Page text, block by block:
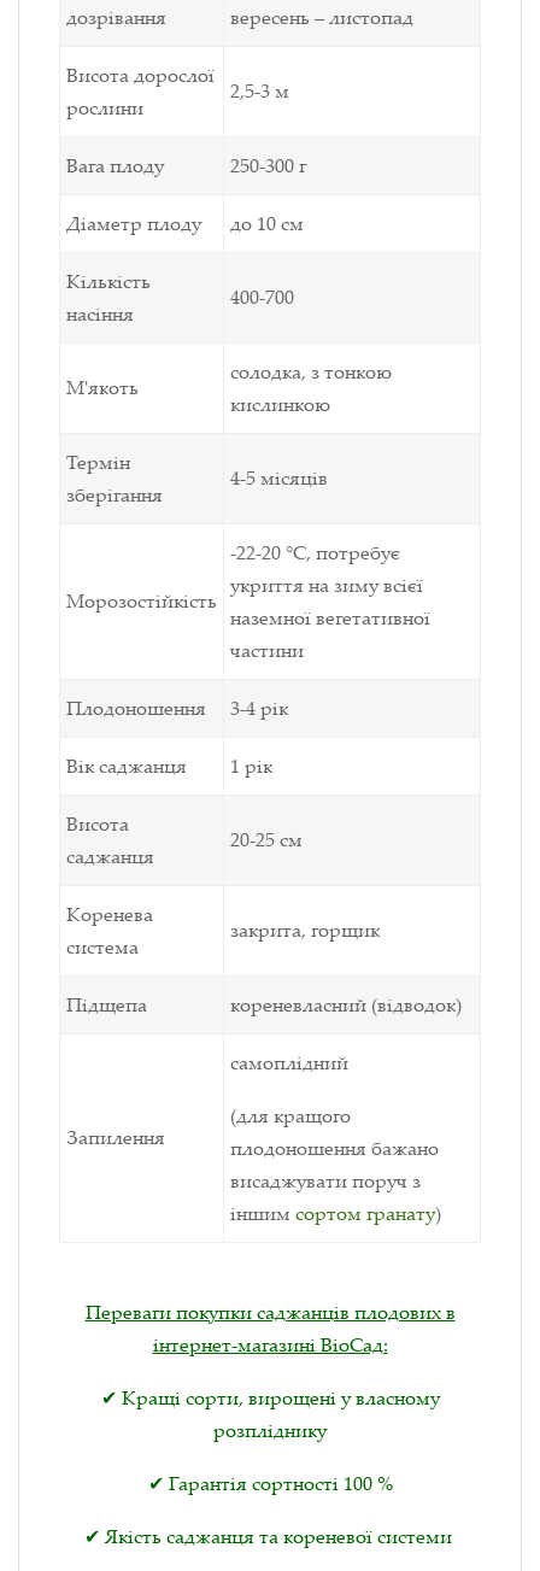
дозрівання
вересень – листопад
Висота дорослої
рослини
2,5-3 м
Вага плоду 250-300 г
Діаметр плоду до 10 см
Кількість
насіння
400-700
М'якоть
солодка, з тонкою
кислинкою
Термін
зберігання
4-5 місяців
Морозостійкість
-22-20 °C, потребує
укриття на зиму всієї
наземноївегетативної
частини
Плодоношення 3-4 рік
Вік саджанця 1 рік
Висота
саджанця
20-25 см
Коренева
система
закрита, горщик
Підщепа кореневласний (відводок)
Запилення
самоплідний
(для кращого
плодоношення бажано
висаджувати поруч з
іншим сортом гранату)
Переваги покупки саджанців плодових в
інтернет-магазині ВіоСад:
✔ Кращі сорти, вирощені у власному
розпліднику
✔ Гарантія сортності 100 %
✔ Якість саджанця та кореневої системи